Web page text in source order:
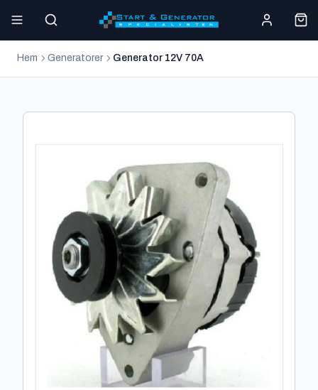
Hem Generatorer Generator 12V 70A